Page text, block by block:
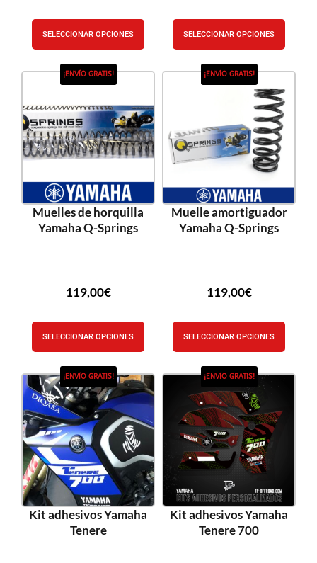
SELECCIONAR OPCIONES SELECCIONAR OPCIONES
¡ENVÍO GRATIS!
Muelles de horquilla
Yamaha Q-Springs
119,00€
SELECCIONAR OPCIONES
¡ENVÍO GRATIS!
Muelle amortiguador
Yamaha Q-Springs
119,00€
SELECCIONAR OPCIONES
¡ENVÍO GRATIS!
Kit adhesivos Yamaha
Tenere
¡ENVÍO GRATIS!
Kit adhesivos Yamaha
Tenere 700